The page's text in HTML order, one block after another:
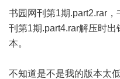
书园网刊第1期.part2.rar，
刊第1期.part4.rar解压时
本。
不知道是不是我的版本太